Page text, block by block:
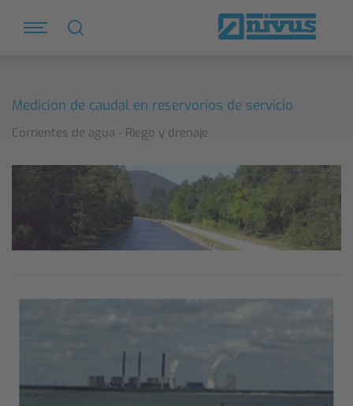
Medición de caudal en reservorios de servicio
Corrientes de agua - Riego y drenaje